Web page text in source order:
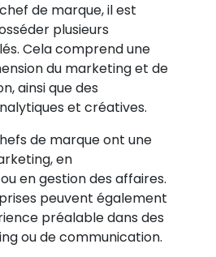
de marque, il est
plusieurs
Cela comprend une
du marketing et de
ainsi que des
et créatives.
de marque ont une
en
en gestion des affaires.
peuvent également
préalable dans des
ou de communication.